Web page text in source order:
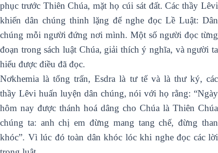
phục trước Thiên Chúa, mặt họ cúi sát đất. Các thầy Lêvi
khiến dân chúng thinh lặng để nghe đọc Lề Luật: Dân
chúng mỗi người đứng nơi mình. Một số người đọc từng
đoạn trong sách luật Chúa, giải thích ý nghĩa, và người ta
hiểu được điều đã đọc.
Nơkhemia là tổng trấn, Esdra là tư tế và là thư ký, các
thầy Lêvi huấn luyện dân chúng, nói với họ rằng: “Ngày
hôm nay được thánh hoá dâng cho Chúa là Thiên Chúa
chúng ta: anh chị em đừng mang tang chế, đừng than
khóc”. Vì lúc đó toàn dân khóc lóc khi nghe đọc các lời